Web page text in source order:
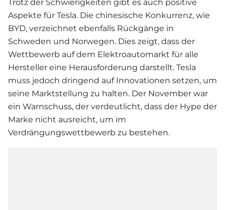
Trotz der Schwierigkeiten gibt es auch positive
Aspekte für Tesla. Die chinesische Konkurrenz, wie
BYD, verzeichnet ebenfalls Rückgänge in
Schweden und Norwegen. Dies zeigt, dass der
Wettbewerb auf dem Elektroautomarkt für alle
Hersteller eine Herausforderung darstellt. Tesla
muss jedoch dringend auf Innovationen setzen, um
seine Marktstellung zu halten. Der November war
ein Warnschuss, der verdeutlicht, dass der Hype der
Marke nicht ausreicht, um im
Verdrängungswettbewerb zu bestehen.